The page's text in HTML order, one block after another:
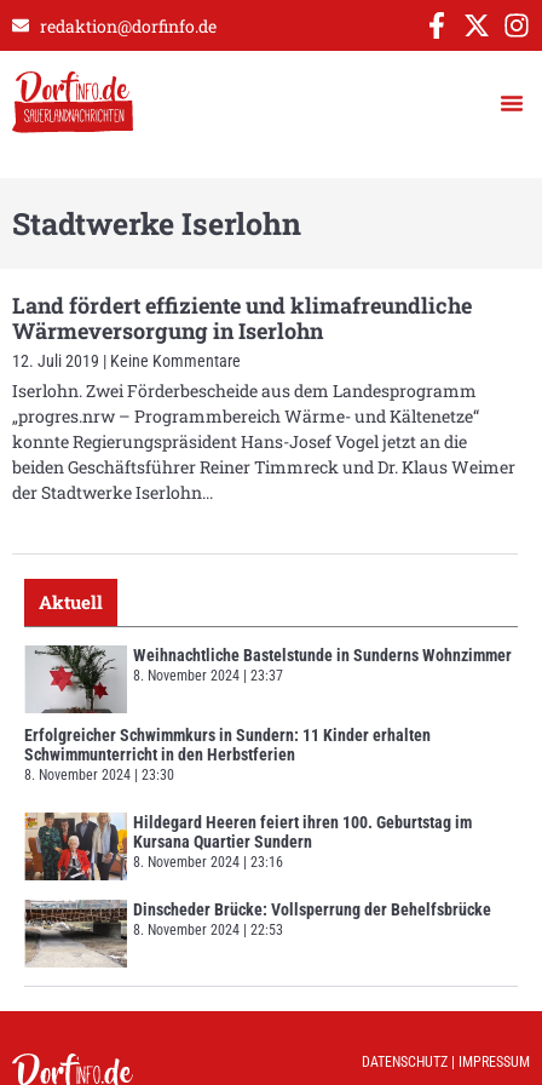
redaktion@dorfinfo.de
Stadtwerke Iserlohn
Land fördert effiziente und klimafreundliche
Wärmeversorgung in Iserlohn
12. Juli 2019 Keine Kommentare
Iserlohn. Zwei Förderbescheide aus dem Landesprogramm
„progres.nrw – Programmbereich Wärme- und Kältenetze“
konnte Regierungspräsident Hans-Josef Vogel jetzt an die
beiden Geschäftsführer Reiner Timmreck und Dr. Klaus Weimer
der Stadtwerke Iserlohn
Aktuell
Weihnachtliche Bastelstunde in Sunderns Wohnzimmer
8. November 2024 23:37
Erfolgreicher Schwimmkurs in Sundern: 11 Kinder erhalten
Schwimmunterricht in den Herbstferien
8. November 2024 23:30
Hildegard Heeren feiert ihren 100. Geburtstag im
Kursana Quartier Sundern
8. November 2024 23:16
Dinscheder Brücke: Vollsperrung der Behelfsbrücke
8. November 2024 22:53
DATENSCHUTZ IMPRESSUM